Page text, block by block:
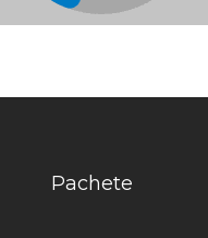
Pachete